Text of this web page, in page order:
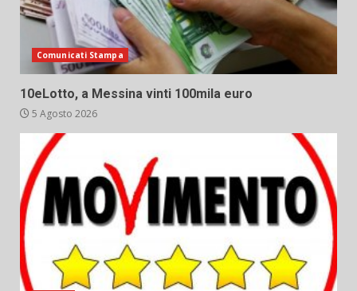
Comunicati Stampa
10eLotto, a Messina vinti 100mila euro
5 Agosto 2026